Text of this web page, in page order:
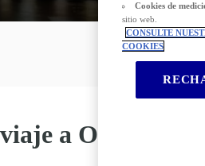
a Oceanía
Cookies de
sitio web.
CONSULTE
COOKIES